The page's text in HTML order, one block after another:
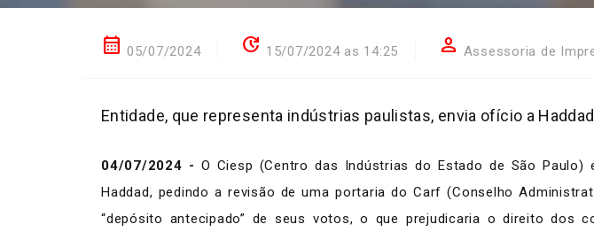
calendar_month 05/07/2024 update 15/07/2024 as 14:25 person Assessoria de
Entidade, que representa indústrias paulistas, envia ofício a
04/07/2024 - O Ciesp (Centro das Indústrias do Estado de São
Haddad, pedindo a revisão de uma portaria do Carf (Conselho
“depósito antecipado” de seus votos, o que prejudicaria o direito dos